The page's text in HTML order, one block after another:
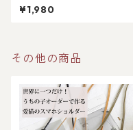
ーチ 〜宇宙柄〜
¥1,980
その他の商品